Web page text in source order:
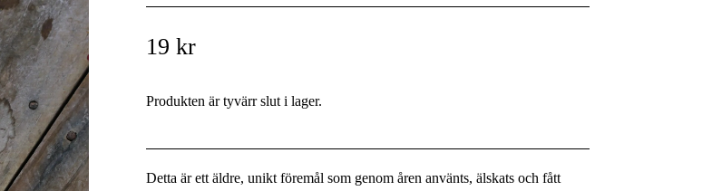
19 kr
Produkten är tyvärr slut i lager.
Detta är ett äldre, unikt föremål som genom åren använts, älskats och fått